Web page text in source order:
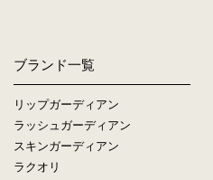
ブランド一覧
リップガーディアン
ラッシュガーディアン
スキンガーディアン
ラクオリ